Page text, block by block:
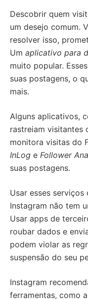
Descobrir quem
um desejo comum.
resolver isso,
Um aplicativo para
muito popular.
suas postagens, o
mais.
Alguns aplicativos,
rastreiam visitantes
monitora visitas do
InLog e Follower
suas postagens.
Usar esses
Instagram não tem
Usar apps de
roubar dados e
podem violar as
suspensão do seu
Instagram
ferramentas, como